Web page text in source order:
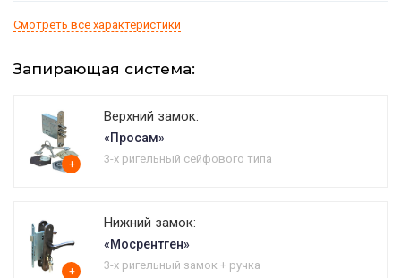
Смотреть все характеристики
Запирающая система:
+
Верхний замок:
«Просам»
3-х ригельный сейфового типа
+
Нижний замок:
«Мосрентген»
3-х ригельный замок + ручка